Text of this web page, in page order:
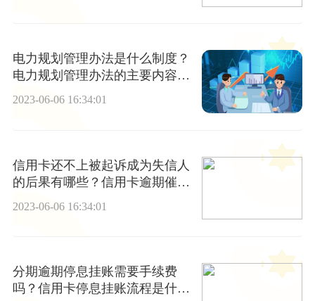
电力规划管理办法是什么制度？
电力规划管理办法的主要内容有
哪些？
2023-06-06 16:34:01
信用卡还不上被起诉成为失信人
的后果有哪些？信用卡逾期催收
2023-06-06 16:34:01
分期逾期停息挂账需要手续费
吗？信用卡停息挂账流程是什